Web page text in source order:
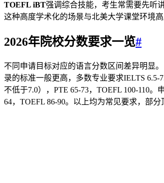
TOEFL iBT强调综合技能，考生常需要先听
这种高度学术化的场景与北美大学课堂环境
2026年院校分数要求一览#
不同申请目标对应的语言分数区间差异明显
录的标准一般更高，多数专业要求IELTS 6.5-
不低于7.0），PTE 65-73，TOEFL 100-110
64，TOEFL 86-90。以上均为常见要求，部